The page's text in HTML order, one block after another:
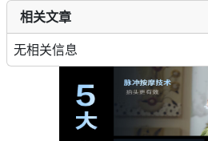
相关文章
无相关信息